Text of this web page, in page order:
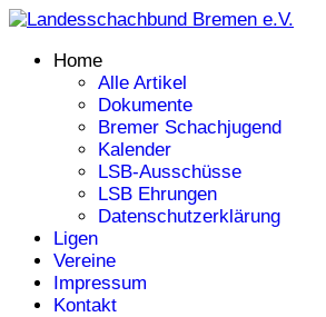
Home
Alle Artikel
Dokumente
Bremer Schachjugend
Kalender
LSB-Ausschüsse
LSB Ehrungen
Datenschutzerklärung
Ligen
Vereine
Impressum
Kontakt